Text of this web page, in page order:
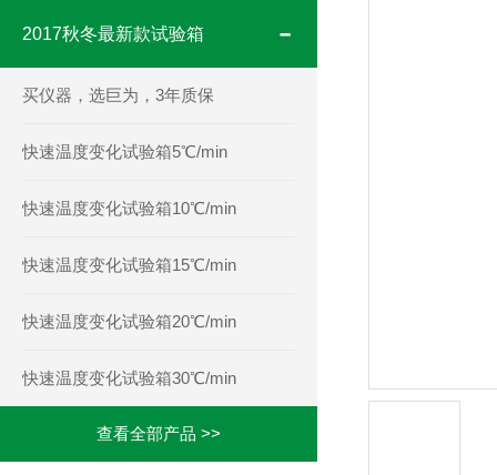
2017秋冬最新款试验箱
买仪器，选巨为，3年质保
快速温度变化试验箱5℃/min
快速温度变化试验箱10℃/min
快速温度变化试验箱15℃/min
快速温度变化试验箱20℃/min
快速温度变化试验箱30℃/min
查看全部产品 >>